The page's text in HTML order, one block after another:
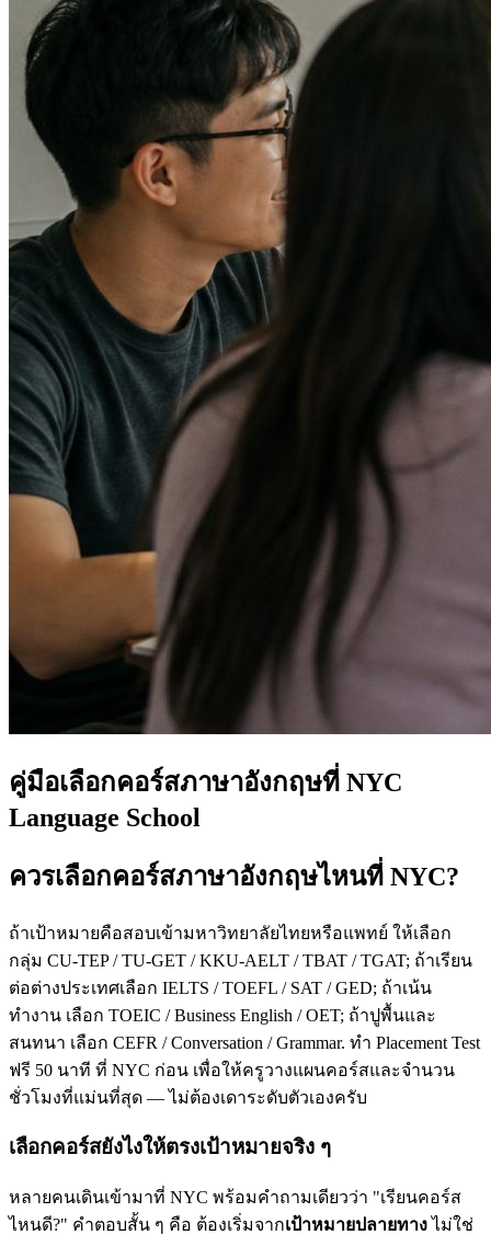
คู่มือเลือกคอร์สภาษาอังกฤษที่ NYC
Language School
ควรเลือกคอร์สภาษาอังกฤษไหนที่ NYC?
ถ้าเป้าหมายคือสอบเข้ามหาวิทยาลัยไทยหรือแพทย์ ให้เลือก
กลุ่ม CU-TEP / TU-GET / KKU-AELT / TBAT / TGAT; ถ้าเรียน
ต่อต่างประเทศเลือก IELTS / TOEFL / SAT / GED; ถ้าเน้น
ทำงาน เลือก TOEIC / Business English / OET; ถ้าปูพื้นและ
สนทนา เลือก CEFR / Conversation / Grammar. ทำ Placement Test
ฟรี 50 นาที ที่ NYC ก่อน เพื่อให้ครูวางแผนคอร์สและจำนวน
ชั่วโมงที่แม่นที่สุด — ไม่ต้องเดาระดับตัวเองครับ
เลือกคอร์สยังไงให้ตรงเป้าหมายจริง ๆ
หลายคนเดินเข้ามาที่ NYC พร้อมคำถามเดียวว่า "เรียนคอร์ส
ไหนดี?" คำตอบสั้น ๆ คือ ต้องเริ่มจากเป้าหมายปลายทางไม่ใช่